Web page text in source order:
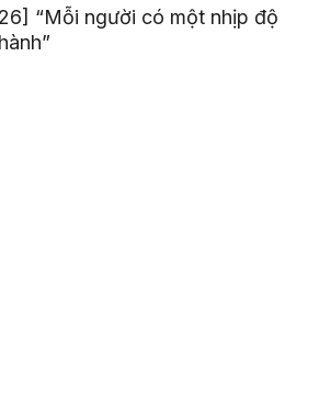
“Mỗi người có một nhịp độ